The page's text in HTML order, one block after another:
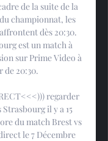
de la suite de la
championnat, les
dès 20:30.
est un match à
sur Prime Video à
de 20:30.
regarder
il y a 15
du match Brest vs
le 7 Décembre